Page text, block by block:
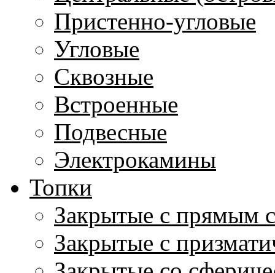
Пристенно-угловые
Угловые
Сквозные
Встроенные
Подвесные
Электрокамины
Топки
Закрытые с прямым
Закрытые с